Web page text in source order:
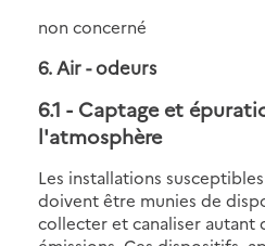
non concerné
6. Air - odeurs
6.1 - Captage et
l'atmosphère
Les installations
doivent être munies de
collecter et canaliser autant